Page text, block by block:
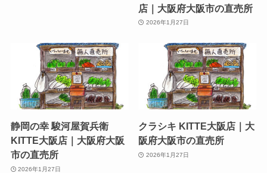
店｜大阪府大阪市の直売所
2026年1月27日
静岡の幸 駿河屋賀兵衛
KITTE大阪店｜大阪府大阪
市の直売所
2026年1月27日
クラシキ KITTE大阪店｜大
阪府大阪市の直売所
2026年1月27日